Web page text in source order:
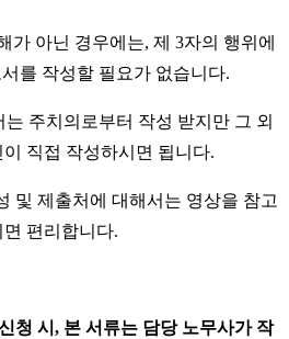
가 아닌 경우에는, 제 3자의 행위에
를 작성할 필요가 없습니다.
주치의로부터 작성 받지만 그 외
직접 작성하시면 됩니다.
및 제출처에 대해서는 영상을 참고
면 편리합니다.
청 시, 본 서류는 담당 노무사가 작